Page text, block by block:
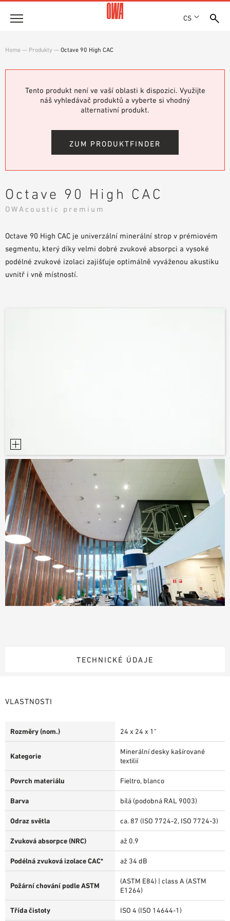
CS
SHOWROOM 7TH FLOOR
Produkty
PŘEHLED PRODUKTŮ
ŘÍZENÉ VYHLEDÁVÁNÍ
OBLASTI POUŽITÍ
TEXTY PRO VÝBĚROVÁ ŘÍZENÍ
SOUBORY KE STAŽENÍ
POMŮCKY PRO PLÁNOVÁNÍ
VIDEA
Home — Produkty — Octave 90 High CAC
Tento produkt není ve vaší oblasti k dispozici. Využijte
náš vyhledávač produktů a vyberte si vhodný
alternativní produkt.
ZUM PRODUKTFINDER
Octave 90 High CAC
OWAcoustic premium
Octave 90 High CAC je univerzální minerální strop v prémiovém
segmentu, který díky velmi dobré zvukové absorpci a vysoké
podélné zvukové izolaci zajišťuje optimálně vyváženou akustiku
uvnitř i vně místností.
TECHNICKÉ ÚDAJE
VLASTNOSTI
Rozměry (nom.) 24 x 24 x 1"
Kategorie
Minerální desky kašírované
textilií
Povrch materiálu Fieltro, blanco
Barva bílá (podobná RAL 9003)
Odraz světla ca. 87 (ISO 7724-2, ISO 7724-3)
Zvuková absorpce (NRC) až 0.9
Podélná zvuková izolace CAC* až 34 dB
Požární chování podle ASTM
(ASTM E84) | class A (ASTM
E1264)
Třída čistoty ISO 4 (ISO 14644-1)